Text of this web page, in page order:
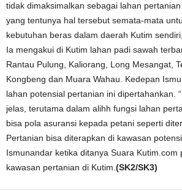
tidak dimaksimalkan sebagai lahan pertanian
yang tentunya hal tersebut semata-mata
kebutuhan beras dalam daerah Kutim
Ia mengakui di Kutim lahan padi sawah
Rantau Pulung, Kaliorang, Long Mesangat,
Kongbeng dan Muara Wahau. Kedepan
lahan potensial pertanian ini dipertahankan.
jelas, terutama dalam alihh fungsi lahan
bisa pola asuransi kepada petani seperti
Pertanian bisa diterapkan di kawasan
Ismunandar ketika ditanya Suara Kutim.com
kawasan pertanian di Kutim. (SK2/SK3)